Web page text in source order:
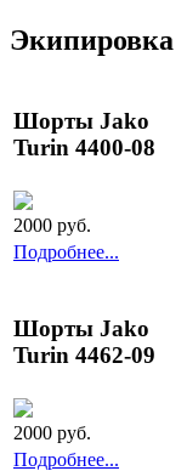
Экипировка
Шорты Jako
Turin 4400-08
2000 руб.
Подробнее...
Шорты Jako
Turin 4462-09
2000 руб.
Подробнее...